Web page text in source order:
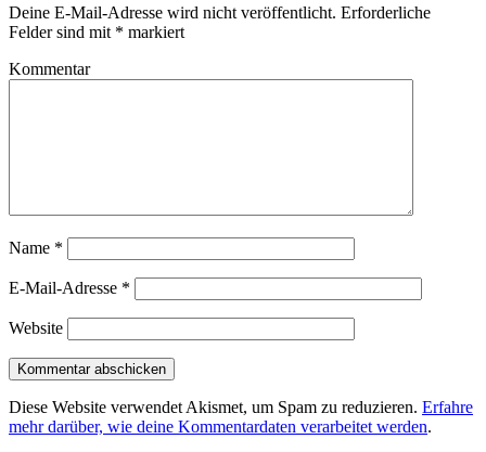
Deine E-Mail-Adresse wird nicht veröffentlicht. Erforderliche
Felder sind mit * markiert
Kommentar
Name *
E-Mail-Adresse *
Website
Diese Website verwendet Akismet, um Spam zu reduzieren. Erfahre
mehr darüber, wie deine Kommentardaten verarbeitet werden.